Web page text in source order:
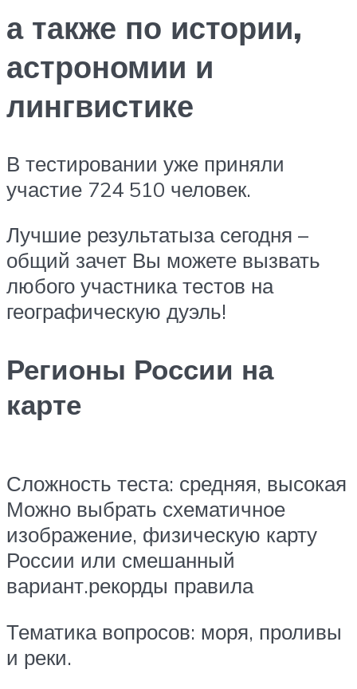
а также по истории,
астрономии и
лингвистике
В тестировании уже приняли
участие 724 510 человек.
Лучшие результатыза сегодня –
общий зачет Вы можете вызвать
любого участника тестов на
географическую дуэль!
Регионы России на
карте
Сложность теста: средняя, высокая
Можно выбрать схематичное
изображение, физическую карту
России или смешанный
вариант.рекорды правила
Тематика вопросов: моря, проливы
и реки.